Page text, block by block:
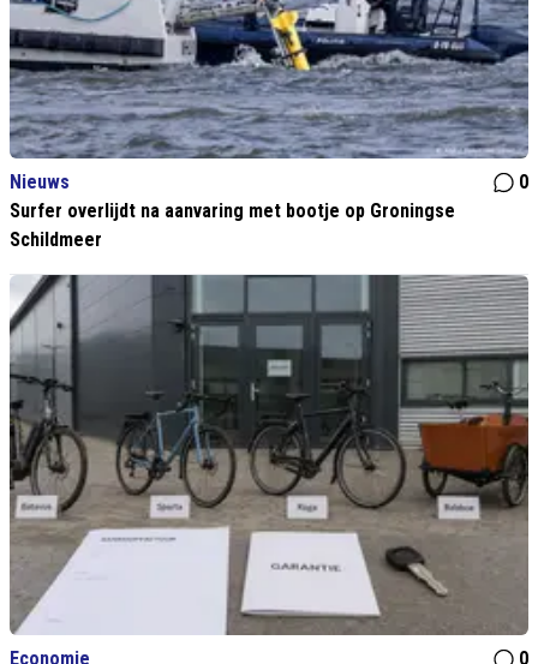
Nieuws
0
Surfer overlijdt na aanvaring met bootje op Groningse
Schildmeer
Economie 0